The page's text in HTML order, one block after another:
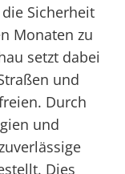
Sicherheit
Monaten zu
setzt dabei
und
Durch
und
Dies